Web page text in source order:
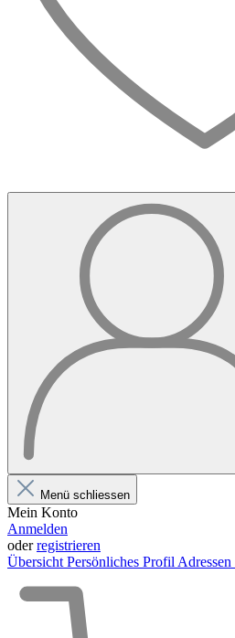
Menü schliessen
Mein Konto
Anmelden
oderregistrieren
Übersicht Persönliches Profil Adressen